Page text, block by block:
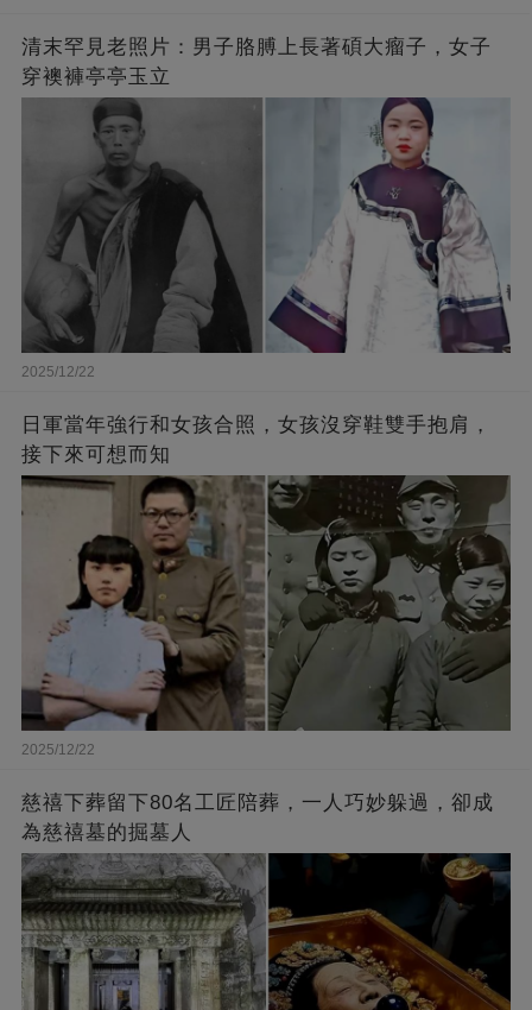
清末罕見老照片：男子胳膊上長著碩大瘤子，女子
穿襖褲亭亭玉立
2025/12/22
日軍當年強行和女孩合照，女孩沒穿鞋雙手抱肩，
接下來可想而知
2025/12/22
慈禧下葬留下80名工匠陪葬，一人巧妙躲過，卻成
為慈禧墓的掘墓人